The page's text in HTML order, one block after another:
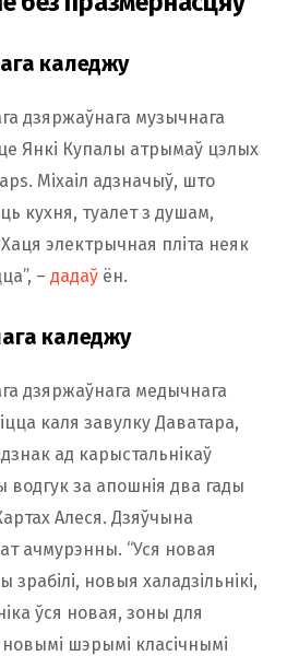
каледжу
дзяржаўнага музычнага
Янкі Купалы атрымаў цэлых
Міхаіл адзначыў, што
кухня, туалет з душам,
электрычная пліта неяк
– дадаў ён.
каледжу
дзяржаўнага медычнага
каля завулку Даватара,
ад карыстальнікаў
водгук за апошнія два гады
Алеся. Дзяўчына
ачмурэнны. “Уся новая
новыя халадзільнікі,
ўся новая, зоны для
новымі шэрымі класічнымі